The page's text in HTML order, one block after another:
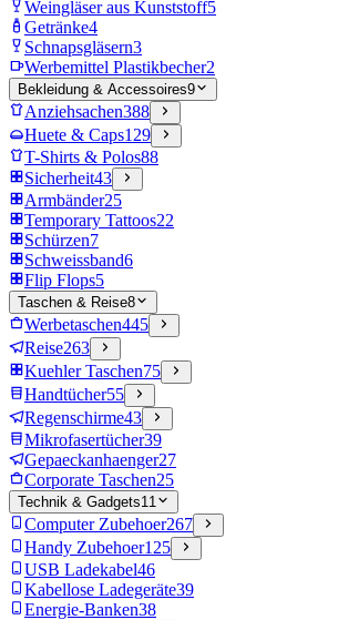
Weingläser aus Kunststoff5
Getränke4
Schnapsgläsern3
Werbemittel Plastikbecher2
Bekleidung & Accessoires9
Anziehsachen388
Huete & Caps129
T-Shirts & Polos88
Sicherheit43
Armbänder25
Temporary Tattoos22
Schürzen7
Schweissband6
Flip Flops5
Taschen & Reise8
Werbetaschen445
Reise263
Kuehler Taschen75
Handtücher55
Regenschirme43
Mikrofasertücher39
Gepaeckanhaenger27
Corporate Taschen25
Technik & Gadgets11
Computer Zubehoer267
Handy Zubehoer125
USB Ladekabel46
Kabellose Ladegeräte39
Energie-Banken38